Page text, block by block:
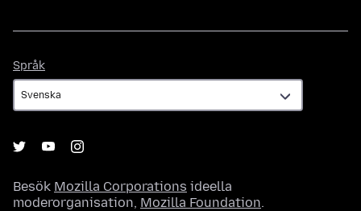
Språk
Besök Mozilla Corporations ideella
moderorganisation, Mozilla Foundation.